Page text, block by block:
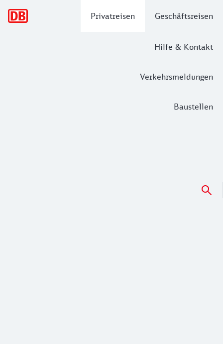
Privatreisen Geschäftsreisen
Hilfe & Kontakt
Verkehrsmeldungen
Baustellen